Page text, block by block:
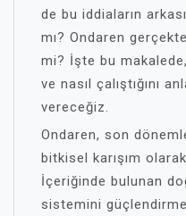
de bu iddiaların
mı? Ondaren
mi? İşte bu
ve nasıl çalıştığını
vereceğiz.
Ondaren, son
bitkisel karışım olarak
İçeriğinde bulunan
sistemini